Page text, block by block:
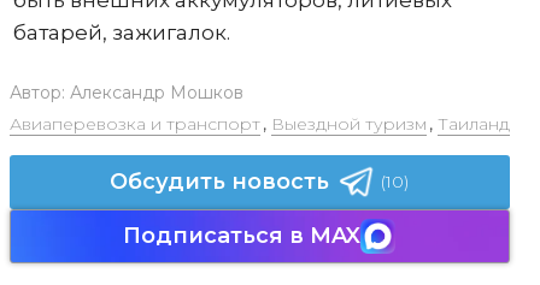
батарей, зажигалок.
Автор: Александр Мошков
Авиаперевозка и транспорт, Выездной туризм , Таиланд
Обсудить новость (10)
Подписаться в MAX